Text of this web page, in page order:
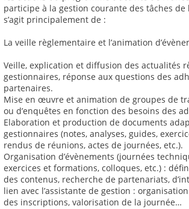
participe à la gestion courante des tâches de
s’agit principalement de :
La veille règlementaire et l’animation
Veille, explication et diffusion des actualités
gestionnaires, réponse aux questions des
partenaires.
Mise en œuvre et animation de groupes de
ou d’enquêtes en fonction des besoins des
Elaboration et production de documents
gestionnaires (notes, analyses, guides,
rendus de réunions, actes de journées, etc.).
Organisation d’évènements (journées
exercices et formations, colloques, etc.) :
des contenus, recherche de partenariats,
lien avec l’assistante de gestion :
des inscriptions, valorisation de la journée…